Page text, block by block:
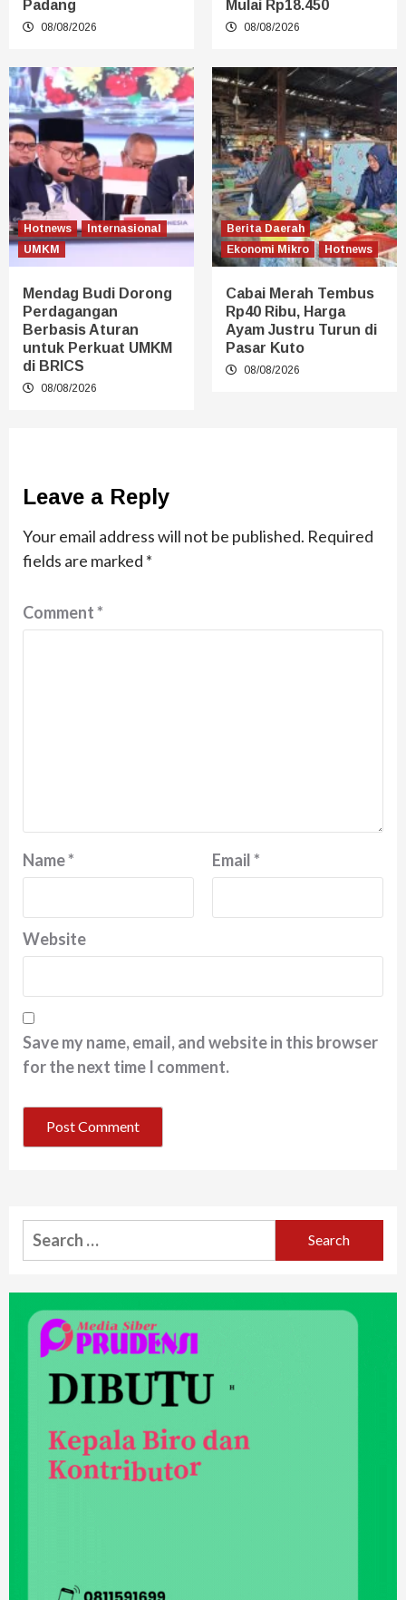
Padang
08/08/2026
Mulai Rp18.450
08/08/2026
Hotnews
Internasional
UMKM
Mendag Budi Dorong
Perdagangan
Berbasis Aturan
untuk Perkuat UMKM
di BRICS
08/08/2026
Berita Daerah
Ekonomi Mikro
Hotnews
Cabai Merah Tembus
Rp40 Ribu, Harga
Ayam Justru Turun di
Pasar Kuto
08/08/2026
Leave a Reply
Your email address will not be published. Required
fields are marked *
Comment*
Name* Email*
Website
Save my name, email, and website in this browser
for the next time I comment.